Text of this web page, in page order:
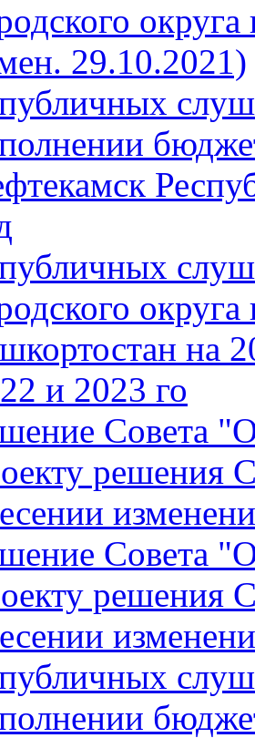
29.10.2021)
на
и 2023 го
Совета
решения
Совета
решения